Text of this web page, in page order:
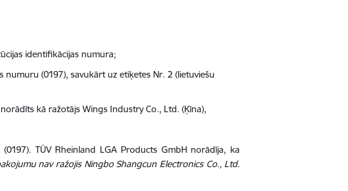
identifikācijas numura;
(0197), savukārt uz etiķetes Nr. 2 (lietuviešu
kā ražotājs Wings Industry Co., Ltd. (Ķīna),
TÜV Rheinland LGA Products GmbH norādīja, ka
nav ražojis Ningbo Shangcun Electronics Co., Ltd.